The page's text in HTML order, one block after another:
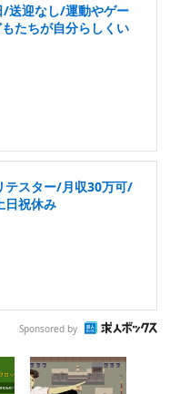
送迎なし/運動やゲー
たちが自分らしくい
テスター/月収30万可/
日祝休み
Sponsored by